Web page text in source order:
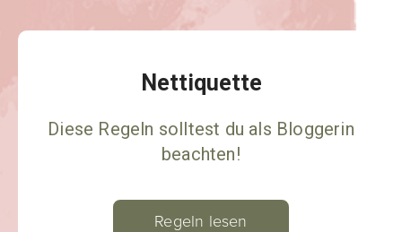
Nettiquette
Diese Regeln solltest du als Bloggerin
beachten!
Regeln lesen